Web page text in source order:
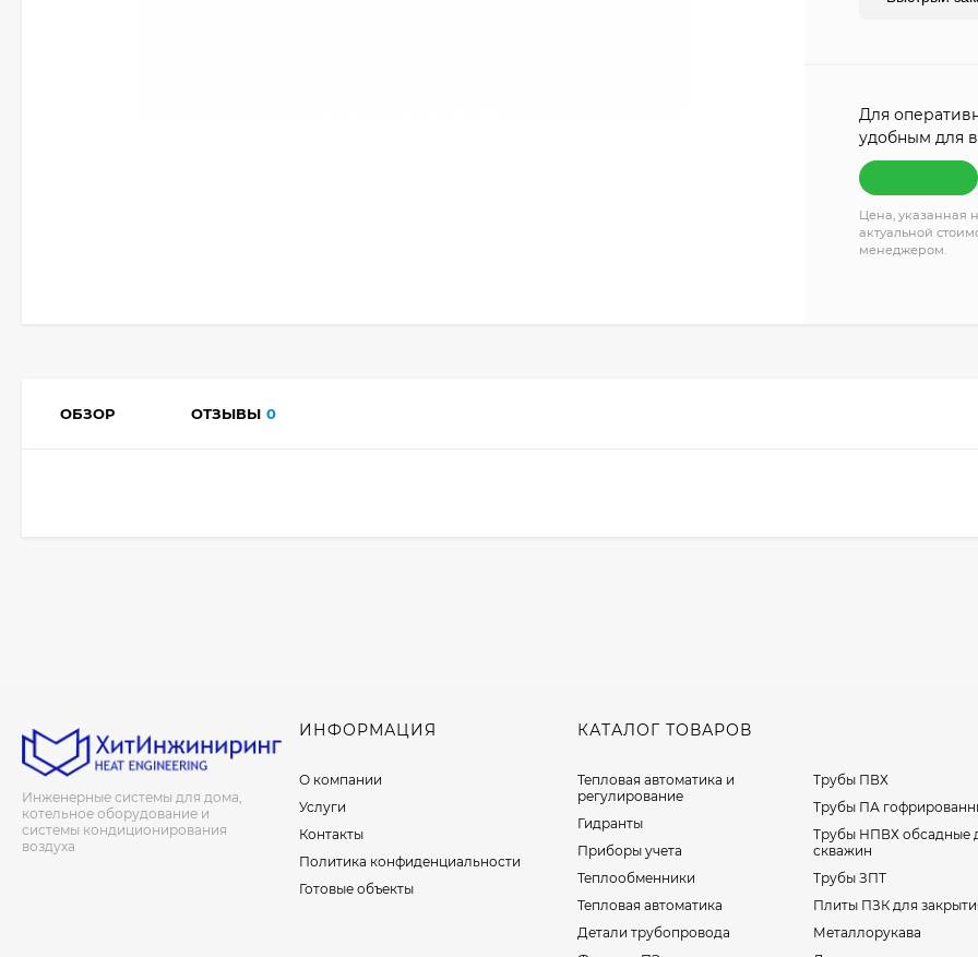
Для
удобным для
Цена, указанная
актуальной
менеджером.
ОБЗОР ОТЗЫВЫ 0
Инженерные системы для дома,
котельное оборудование и
системы кондиционирования
воздуха
ИНФОРМАЦИЯ
О компании
Услуги
Контакты
Политика конфиденциальности
Готовые объекты
КАТАЛОГ ТОВАРОВ
Тепловая автоматика и
регулирование
Гидранты
Приборы учета
Теплообменники
Тепловая автоматика
Детали трубопровода
Трубы ПВХ
Трубы ПА
Трубы НПВХ обсадные
скважин
Трубы ЗПТ
Плиты ПЗК для
Металлорукава